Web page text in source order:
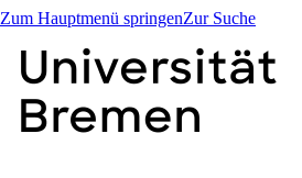
Zum Hauptmenü springenZur Suche